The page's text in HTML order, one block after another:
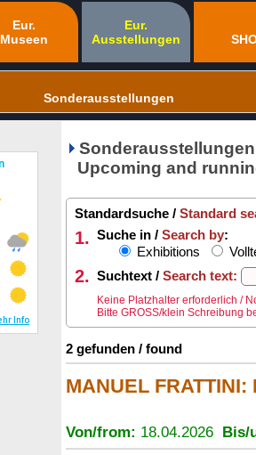
Eur.
Museen
Eur.
Ausstellungen
Sonderausstellungen
Sonderausstellungen
Upcoming and
Standardsuche / Standard
1. Suche in / Search by:
Exhibitions
2. Suchtext / Search text:
Keine Platzhalter erforderlich /
Bitte GROSS/klein Schreibung
2 gefunden / found
MANUEL
Von/from: 18.04.2026 Bis/